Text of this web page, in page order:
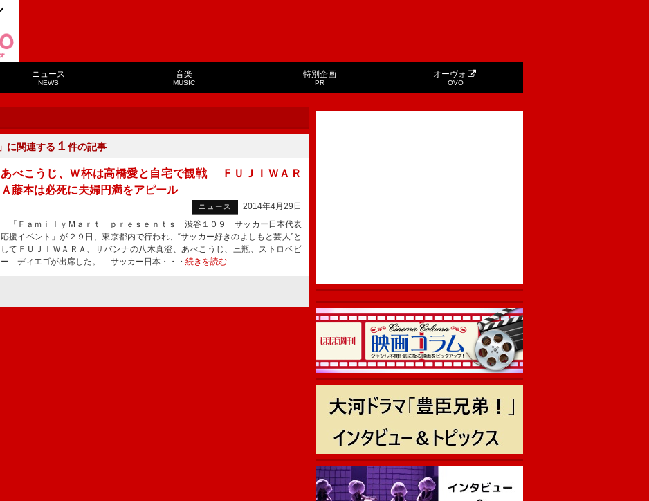
ニュース
NEWS
音楽
MUSIC
特別企画
PR
オーヴォ
OVO
」に関連する １ 件の記事
あべこうじ、Ｗ杯は高橋愛と自宅で観戦 ＦＵＪＩＷＡＲ
Ａ藤本は必死に夫婦円満をアピール
ニュース
2014年4月29日
「ＦａｍｉｌｙＭａｒｔ ｐｒｅｓｅｎｔｓ 渋谷１０９ サッカー日本代表
応援イベント」が２９日、東京都内で行われ、“サッカー好きのよしもと芸人”と
してＦＵＪＩＷＡＲＡ、サバンナの八木真澄、あべこうじ、三瓶、ストロベビ
ー ディエゴが出席した。 サッカー日本・・・ 続きを読む